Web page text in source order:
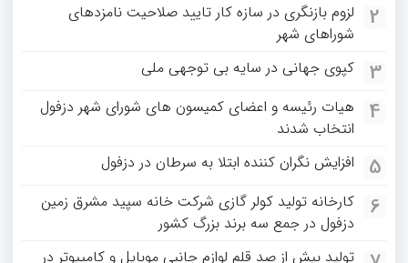
2
لزوم بازنگری در سازه کار تایید صلاحیت نامزدهای
شوراهای شهر
3 کپوی جهانی در سایه بی توجهی ملی
4
هیات رئیسه و اعضای کمیسون های شورای شهر دزفول
انتخاب شدند
5 افزایش نگران کننده ابتلا به سرطان در دزفول
6
کارخانه تولید کولر گازی شرکت خانه سپید مشرق زمین
دزفول در جمع سه برند بزرگ کشور
تولید بیش از صد قلم لوازم جانبی موبایل و کامپیوتر در